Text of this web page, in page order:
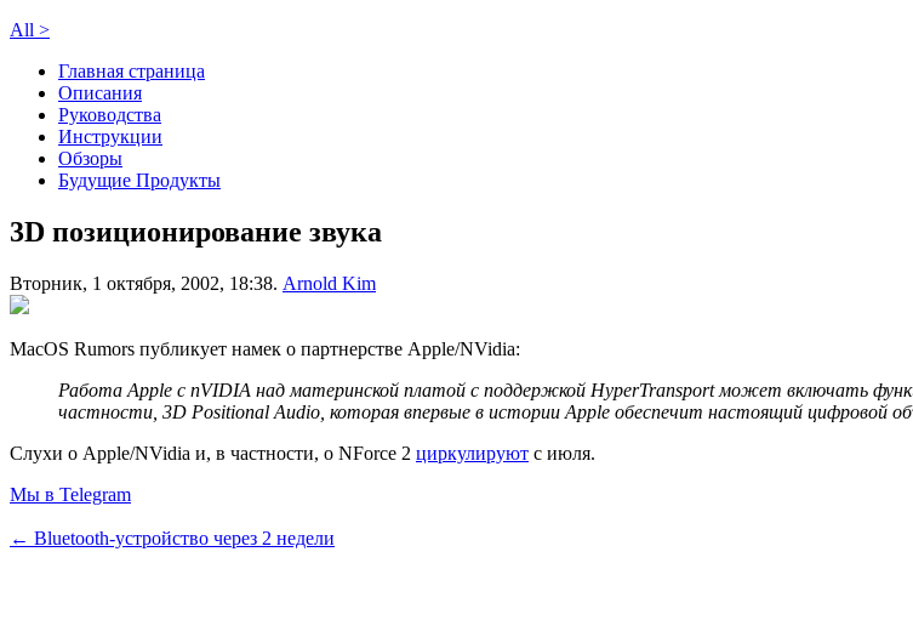
All >
Главная страница
Описания
Руководства
Инструкции
Обзоры
Будущие Продукты
3D позиционирование звука
Вторник, 1 октября, 2002, 18:38. Arnold Kim
MacOS Rumors публикует намек о партнерстве Apple/NVidia:
Работа Apple с nVIDIA над материнской платой с поддержкой HyperTransport может включать
частности, 3D Positional Audio, которая впервые в истории Apple обеспечит настоящий цифровой
Слухи о Apple/NVidia и, в частности, о NForce 2 циркулируют с июля.
Мы в Telegram
← Bluetooth-устройство через 2 недели